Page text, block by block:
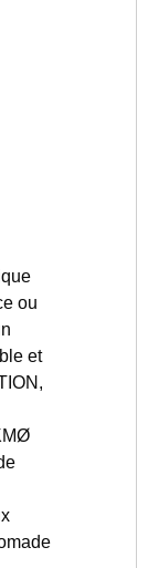
ou
et